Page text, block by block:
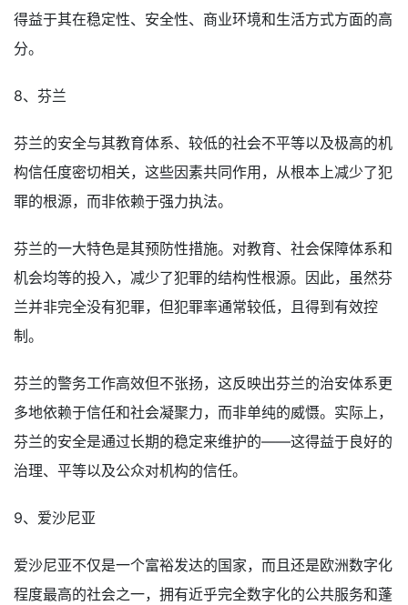
得益于其在稳定性、安全性、商业环境和生活方式方面的高
分。
8、芬兰
芬兰的安全与其教育体系、较低的社会不平等以及极高的机
构信任度密切相关，这些因素共同作用，从根本上减少了犯
罪的根源，而非依赖于强力执法。
芬兰的一大特色是其预防性措施。对教育、社会保障体系和
机会均等的投入，减少了犯罪的结构性根源。因此，虽然芬
兰并非完全没有犯罪，但犯罪率通常较低，且得到有效控
制。
芬兰的警务工作高效但不张扬，这反映出芬兰的治安体系更
多地依赖于信任和社会凝聚力，而非单纯的威慑。实际上，
芬兰的安全是通过长期的稳定来维护的——这得益于良好的
治理、平等以及公众对机构的信任。
9、爱沙尼亚
爱沙尼亚不仅是一个富裕发达的国家，而且还是欧洲数字化
程度最高的社会之一，拥有近乎完全数字化的公共服务和蓬